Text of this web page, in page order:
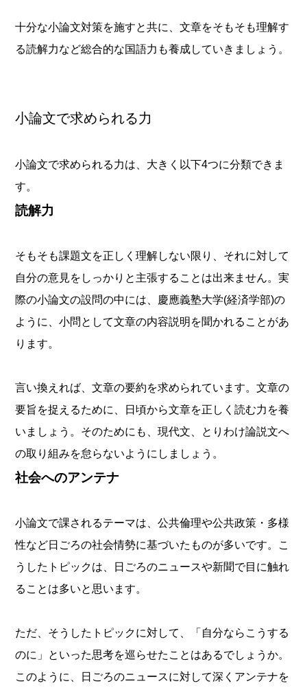
十分な小論文対策を施すと共に、文章をそもそも理解す
る読解力など総合的な国語力も養成していきましょう。
小論文で求められる力
小論文で求められる力は、大きく以下4つに分類できま
す。
読解力
そもそも課題文を正しく理解しない限り、それに対して
自分の意見をしっかりと主張することは出来ません。実
際の小論文の設問の中には、慶應義塾大学(経済学部)の
ように、小問として文章の内容説明を聞かれることがあ
ります。
言い換えれば、文章の要約を求められています。文章の
要旨を捉えるために、日頃から文章を正しく読む力を養
いましょう。そのためにも、現代文、とりわけ論説文へ
の取り組みを怠らないようにしましょう。
社会へのアンテナ
小論文で課されるテーマは、公共倫理や公共政策・多様
性など日ごろの社会情勢に基づいたものが多いです。こ
うしたトピックは、日ごろのニュースや新聞で目に触れ
ることは多いと思います。
ただ、そうしたトピックに対して、「自分ならこうする
のに」といった思考を巡らせたことはあるでしょうか。
このように、日ごろのニュースに対して深くアンテナを